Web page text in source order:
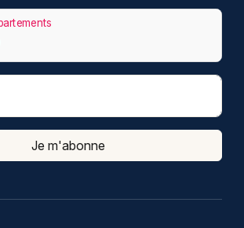
Je m'abonne